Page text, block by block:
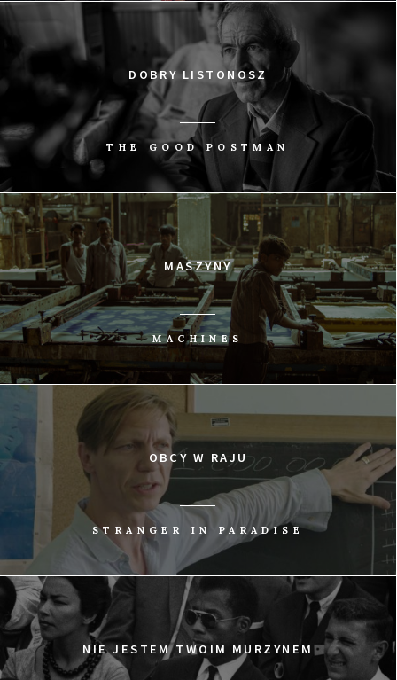
DOBRY LISTONOSZ
THE GOOD POSTMAN
MASZYNY
MACHINES
OBCY W RAJU
STRANGER IN PARADISE
NIE JESTEM TWOIM MURZYNEM